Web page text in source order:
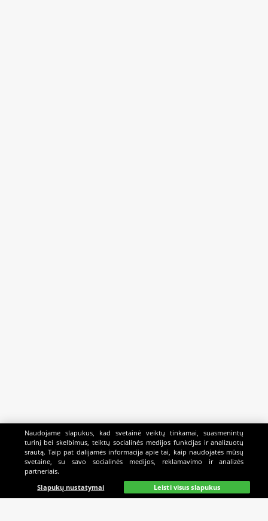
Pagrindinis Gyvai Paieška Mano Kazino
Naudojame slapukus, kad svetainė veiktų tinkamai, suasmenintų
turinį bei skelbimus, teiktų socialinės medijos funkcijas ir analizuotų
srautą. Taip pat dalijamės informacija apie tai, kaip naudojatės mūsų
svetaine, su savo socialinės medijos, reklamavimo ir analizės
partneriais.
Slapukų nustatymai
Leisti visus slapukus